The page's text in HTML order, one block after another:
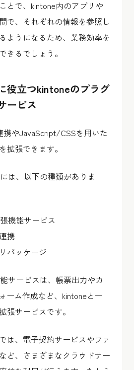
とで、kintone内のアプリや
で、それぞれの情報を参照し
ようになるため、業務効率を
きるでしょう。
役立つkintoneのプラグ
ービス
携やJavaScript/CSSを用いた
拡張できます。
は、以下の種類がありま
機能サービス
携
パッケージ
サービスは、帳票出力やカ
ーム作成など、kintoneと一
張サービスです。
は、電子契約サービスやファ
ど、さまざまなクラウドサー